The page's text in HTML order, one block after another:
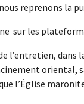
reprenons la
sur les
l’entretien, dans
oriental,
l’Église